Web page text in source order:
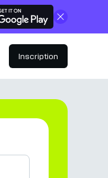
Fermer
Inscription